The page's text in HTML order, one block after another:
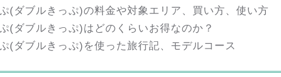
(ダブルきっぷ)の料金や対象エリア、買い方、使い方
(ダブルきっぷ)はどのくらいお得なのか？
(ダブルきっぷ)を使った旅行記、モデルコース